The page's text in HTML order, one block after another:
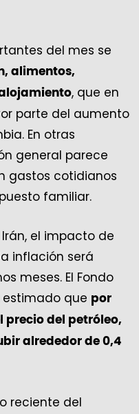
del mes se
alimentos,
, que en
parte del aumento
En otras
general parece
gastos cotidianos
familiar.
el impacto de
inflación será
meses. El Fondo
que por
precio del petróleo,
alrededor de 0,4
reciente del